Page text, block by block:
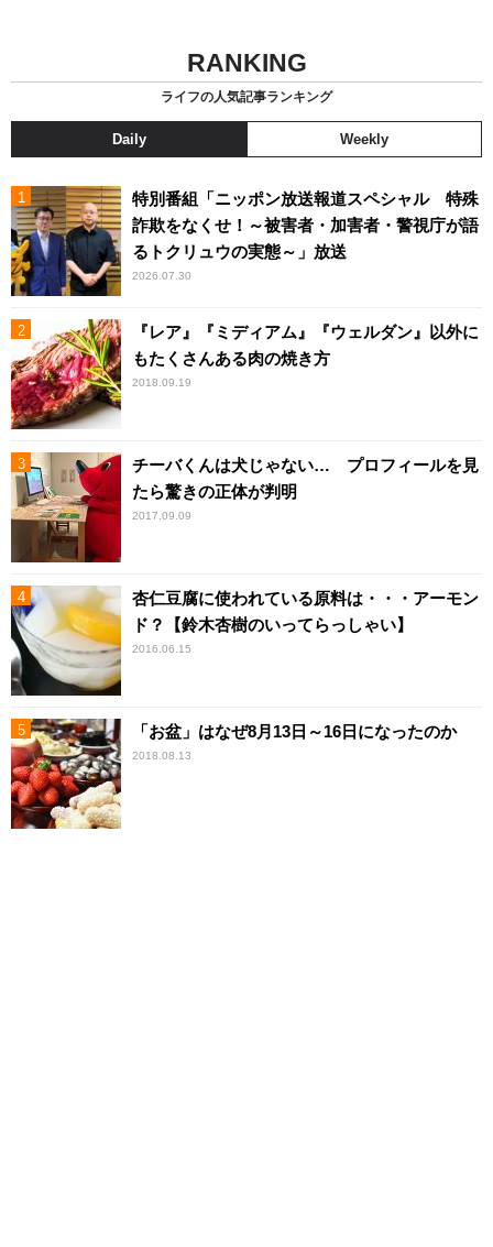
RANKING
ライフの人気記事ランキング
Daily Weekly
特別番組「ニッポン放送報道スペシャル 特殊
詐欺をなくせ！～被害者・加害者・警視庁が語
るトクリュウの実態～」放送
2026.07.30
『レア』『ミディアム』『ウェルダン』以外に
もたくさんある肉の焼き方
2018.09.19
チーバくんは犬じゃない… プロフィールを見
たら驚きの正体が判明
2017.09.09
杏仁豆腐に使われている原料は・・・アーモン
ド？【鈴木杏樹のいってらっしゃい】
2016.06.15
「お盆」はなぜ8月13日～16日になったのか
2018.08.13